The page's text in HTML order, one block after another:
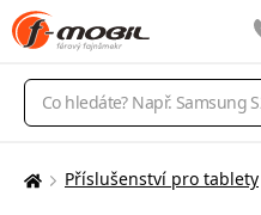
Vyhledávání
Zde
Příslušenství pro tablety